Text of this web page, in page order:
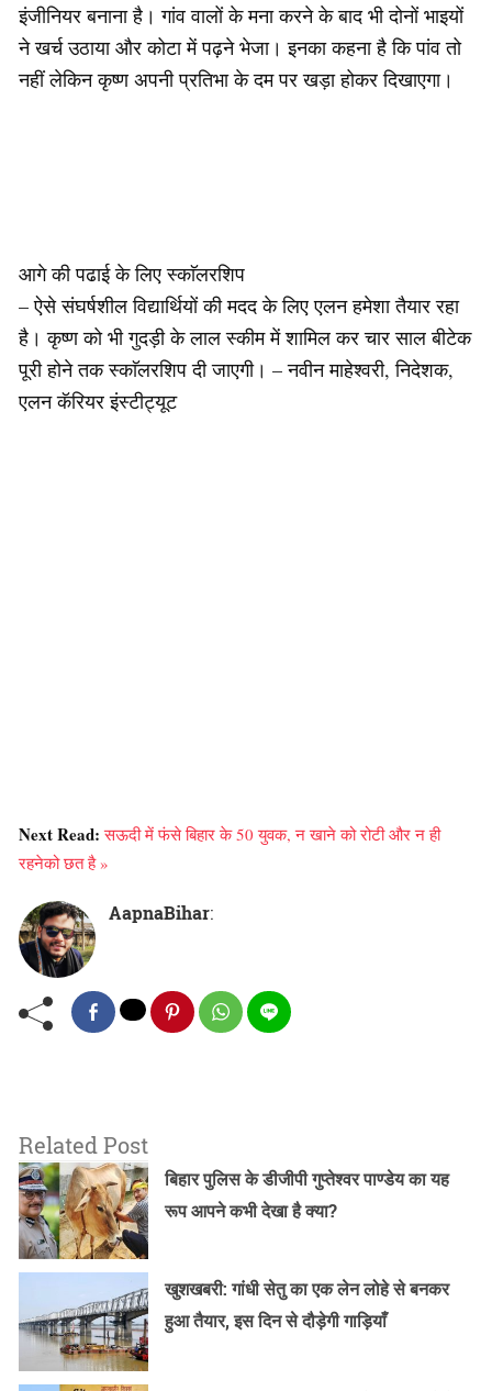
इंजीनियर बनाना है। गांव वालों के मना करने के बाद भी दोनों भाइयों
ने खर्च उठाया और कोटा में पढ़ने भेजा। इनका कहना है कि पांव तो
नहीं लेकिन कृष्ण अपनी प्रतिभा के दम पर खड़ा होकर दिखाएगा।
आगे की पढाई के लिए स्काॅलरशिप
– ऐसे संघर्षशील विद्यार्थियों की मदद के लिए एलन हमेशा तैयार रहा
है। कृष्ण को भी गुदड़ी के लाल स्कीम में शामिल कर चार साल बीटेक
पूरी होने तक स्काॅलरशिप दी जाएगी। – नवीन माहेश्वरी, निदेशक,
एलन कॅरियर इंस्टीट्यूट
Next Read:सऊदी में फंसे बिहार के 50 युवक, न खाने को रोटी और न ही
रहनेको छत है »
AapnaBihar:
Related Post
बिहार पुलिस के डीजीपी गुप्तेश्वर पाण्डेय का यह
रूप आपने कभी देखा है क्या?
खुशखबरी: गांधी सेतु का एक लेन लोहे से बनकर
हुआ तैयार, इस दिन से दौड़ेगी गाड़ियाँ